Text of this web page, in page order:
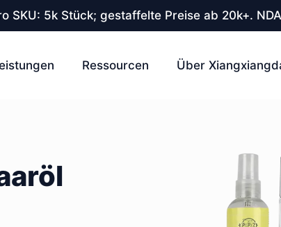
SKU: 5k Stück; gestaffelte Preise ab 20k+.
Ressourcen Über